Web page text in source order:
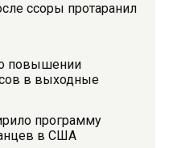
ссоры протаранил
повышении
в выходные
программу
в США